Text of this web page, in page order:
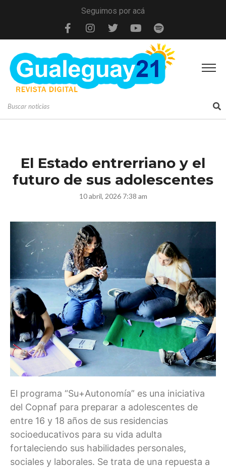
Seguimos por acá
El Estado entrerriano y el
futuro de sus adolescentes
10 abril, 2026 7:38 am
El programa “Su+Autonomía” es una iniciativa
del Copnaf para preparar a adolescentes de
entre 16 y 18 años de sus residencias
socioeducativos para su vida adulta
fortaleciendo sus habilidades personales,
sociales y laborales. Se trata de una repuesta a